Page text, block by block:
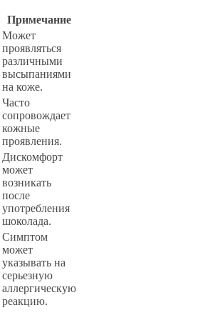
Примечание
Может
проявляться
различными
высыпаниями
на коже.
Часто
сопровождает
кожные
проявления.
Дискомфорт
может
возникать
после
употребления
шоколада.
Симптом
может
указывать на
серьезную
аллергическую
реакцию.